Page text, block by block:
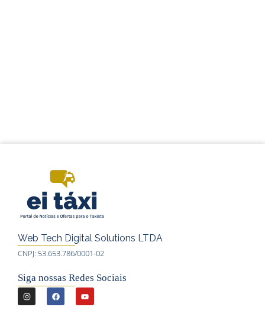
Web Tech Digital Solutions LTDA
CNPJ: 53.653.786/0001-02
Siga nossas Redes Sociais
I
n
F
a
Y
o